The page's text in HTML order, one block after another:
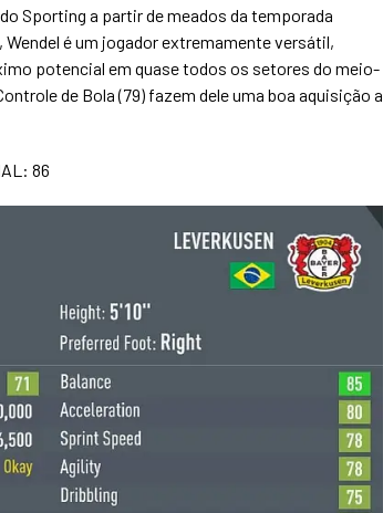
Sporting a partir de meados da temporada
Wendel é um jogador extremamente versátil,
potencial em quase todos os setores do meio-
de Bola (79) fazem dele uma boa aquisição a
86